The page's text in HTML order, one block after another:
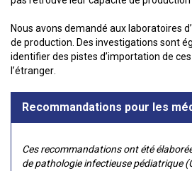
Nous avons demandé aux laboratoires
de production. Des investigations sont
identifier des pistes d’importation de
l’étranger.
Recommandations pour les
Ces recommandations ont été
de pathologie infectieuse pédiatrique